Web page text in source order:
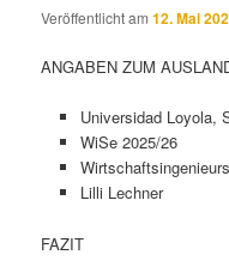
Veröffentlicht am12. Mai
ANGABEN ZUM
Universidad Loyola,
WiSe 2025/26
Lilli Lechner
FAZIT